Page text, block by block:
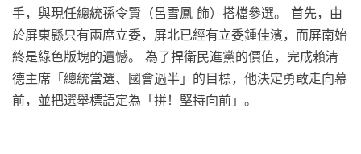
手，與現任總統孫令賢（呂雪鳳 飾）搭檔參選。 首先，由
於屏東縣只有兩席立委，屏北已經有立委鍾佳濱，而屏南始
終是綠色版塊的遺憾。 為了捍衛民進黨的價值，完成賴清
德主席「總統當選、國會過半」的目標，他決定勇敢走向幕
前，並把選舉標語定為「拼！堅持向前」。